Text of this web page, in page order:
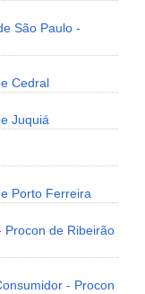
São Paulo -
Cedral
Juquiá
Porto Ferreira
Procon de Ribeirão
- Procon